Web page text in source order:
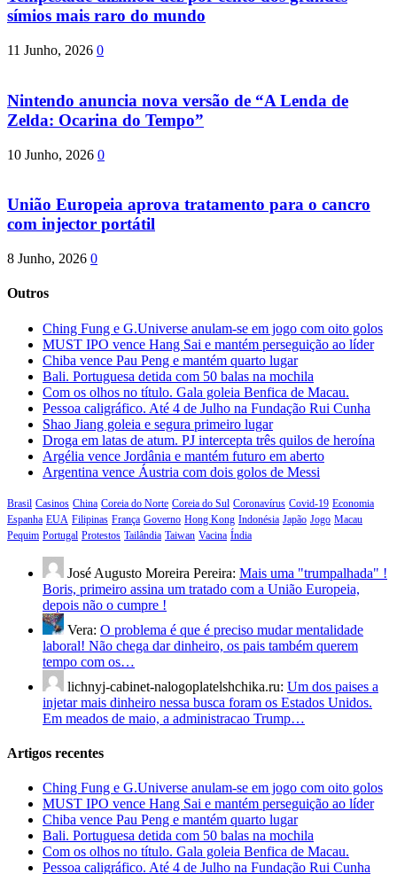
símios mais raro do mundo
11 Junho, 2026 0
Nintendo anuncia nova versão de “A Lenda de
Zelda: Ocarina do Tempo”
10 Junho, 2026 0
União Europeia aprova tratamento para o cancro
com injector portátil
8 Junho, 2026 0
Outros
Ching Fung e G.Universe anulam-se em jogo com oito golos
MUST IPO vence Hang Sai e mantém perseguição ao líder
Chiba vence Pau Peng e mantém quarto lugar
Bali. Portuguesa detida com 50 balas na mochila
Com os olhos no título. Gala goleia Benfica de Macau.
Pessoa caligráfico. Até 4 de Julho na Fundação Rui Cunha
Shao Jiang goleia e segura primeiro lugar
Droga em latas de atum. PJ intercepta três quilos de heroína
Argélia vence Jordânia e mantém futuro em aberto
Argentina vence Áustria com dois golos de Messi
Brasil Casinos China Coreia do Norte Coreia do Sul Coronavírus Covid-19 Economia
Espanha EUA Filipinas França Governo Hong Kong Indonésia Japão Jogo Macau
Pequim Portugal Protestos Tailândia Taiwan Vacina Índia
José Augusto Moreira Pereira: Mais uma "trumpalhada" !
Boris, primeiro assina um tratado com a União Europeia,
depois não o cumpre !
Vera: O problema é que é preciso mudar mentalidade
laboral! Não chega dar dinheiro, os pais também querem
tempo com os…
lichnyj-cabinet-nalogoplatelshchika.ru: Um dos paises a
injetar mais dinheiro nessa busca foram os Estados Unidos.
Em meados de maio, a administracao Trump…
Artigos recentes
Ching Fung e G.Universe anulam-se em jogo com oito golos
MUST IPO vence Hang Sai e mantém perseguição ao líder
Chiba vence Pau Peng e mantém quarto lugar
Bali. Portuguesa detida com 50 balas na mochila
Com os olhos no título. Gala goleia Benfica de Macau.
Pessoa caligráfico. Até 4 de Julho na Fundação Rui Cunha